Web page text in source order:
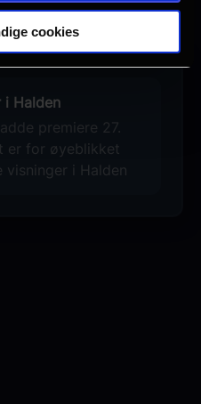
cookies
Se galleri
i Halden
premiere 27.
er for øyeblikket
visninger i Halden